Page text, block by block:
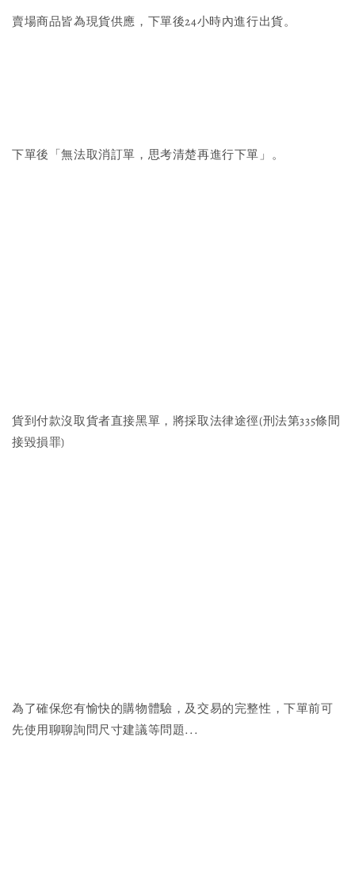
賣場商品皆為現貨供應，下單後24小時內進行出貨。
下單後「無法取消訂單，思考清楚再進行下單」。
貨到付款沒取貨者直接黑單，將採取法律途徑(刑法第335條間
接毀損罪)
為了確保您有愉快的購物體驗，及交易的完整性，下單前可
先使用聊聊詢問尺寸建議等問題...